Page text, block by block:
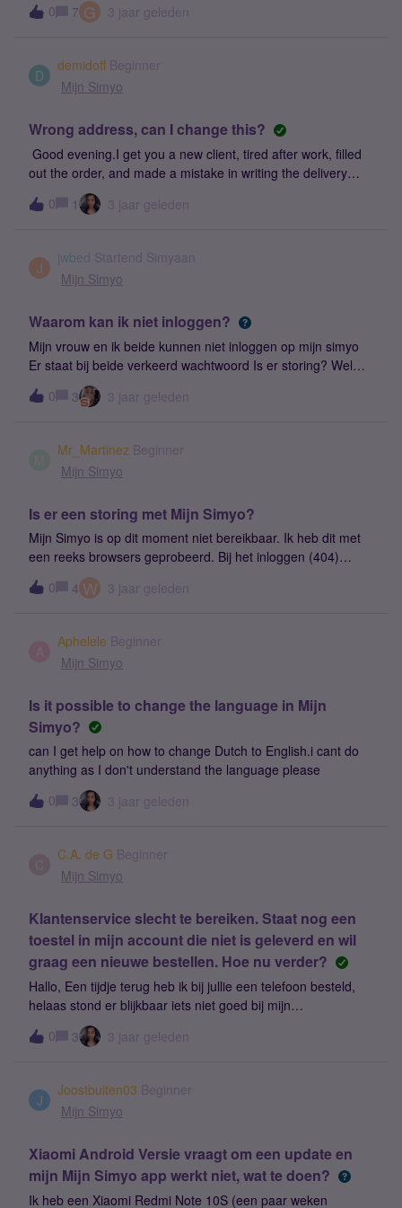
mogelijkheid daarvoor, of zie ik iets over het hoofd?
0 7 G 3 jaar geleden
D
demidoff Beginner
Mijn Simyo
Wrong address, can I change this?
Good evening.I get you a new client, tired after work, filled
out the order, and made a mistake in writing the delivery
address of the new number. Can I somehow correct my
mistake and enter the correct residential address?
0 1 3 jaar geleden
J
jwbed Startend Simyaan
Mijn Simyo
Waarom kan ik niet inloggen?
Mijn vrouw en ik beide kunnen niet inloggen op mijn simyo
Er staat bij beide verkeerd wachtwoord Is er storing? Wel
hier op forum kan ik inloggen Gr jo
0 3 3 jaar geleden
Mr_Martinez Beginner
Mijn Simyo
Is er een storing met Mijn Simyo?
Mijn Simyo is op dit moment niet bereikbaar. Ik heb dit met
een reeks browsers geprobeerd. Bij het inloggen (404)
wordt verwezen naar het forum, maar ik zie geen melding,
geen topic, niets. Is dit de nieuwe 2023 manier om de
0 4 W 3 jaar geleden
Aphelele Beginner
Mijn Simyo
Is it possible to change the language in Mijn
Simyo?
can I get help on how to change Dutch to English.i cant do
anything as I don't understand the language please
0
3 3 jaar geleden
C.A. de G Beginner
Mijn Simyo
Klantenservice slecht te bereiken. Staat nog een
toestel in mijn account die niet is geleverd en wil
graag een nieuwe bestellen. Hoe nu verder?
Hallo, Een tijdje terug heb ik bij jullie een telefoon besteld,
helaas stond er blijkbaar iets niet goed bij mijn
geboortedatum in mijn persoonlijke gegevens in mijn Simyo.
De leverancier van de telefoon heeft de telefoon dus mee
bestellen, aangezien jullie nu mijn geboortedatum hebben
aangepast (kon ik niet zelf doen), maar nu staat die telefoon
die mee terug is genomen nog steeds als 'af te betalen'. Ik
kan bestellen, maar dat ga ik natuurlijk niet doen aangezien
deze niet in mijn bezit is.Ik heb heel spoedig een nieuwe
telefoon nodig (eigenlijk dit weekend nog), ik heb aan jullie
0 3 3 jaar geleden
J
Joostbuiten03 Beginner
Mijn Simyo
Xiaomi Android Versie vraagt om een update en
mijn Mijn Simyo app werkt niet, wat te doen?
Ik heb een Xiaomi Redmi Note 10S (een paar weken